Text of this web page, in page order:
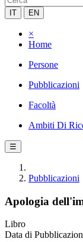
IT EN
×
Home
Persone
Pubblicazioni
Facoltà
Ambiti Di
☰
Pubblicazioni
Apologia
Libro
Data di